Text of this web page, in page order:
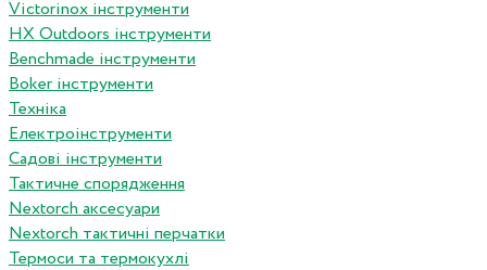
Victorinox інструменти
HX Outdoors інструменти
Benchmade інструменти
Boker інструменти
Техніка
Електроінструменти
Садові інструменти
Тактичне спорядження
Nextorch аксесуари
Nextorch тактичні перчатки
Термоси та термокухлі